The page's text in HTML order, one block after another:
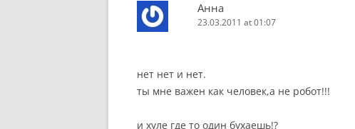
Анна
23.03.2011 at 01:07
нет нет и нет.
ты мне важен как человек,а не робот!!!
и хуле где то один бухаешь!?